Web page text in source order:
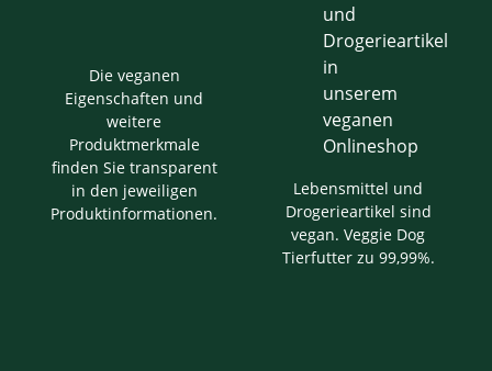
Die veganen
Eigenschaften und
weitere
Produktmerkmale
finden Sie transparent
in den jeweiligen
Produktinformationen.
Lebensmittel und
Drogerieartikel sind
vegan. Veggie Dog
Tierfutter zu 99,99%.